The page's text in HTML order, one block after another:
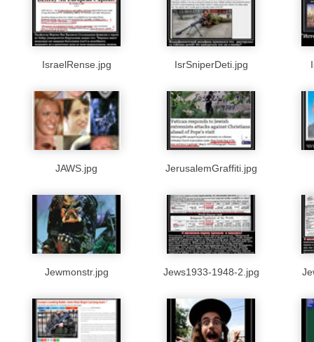
IsraelRense.jpg IsrSniperDeti.jpg
JAWS.jpg JerusalemGraffiti.jpg
Jewmonstr.jpg Jews1933-1948-2.jpg